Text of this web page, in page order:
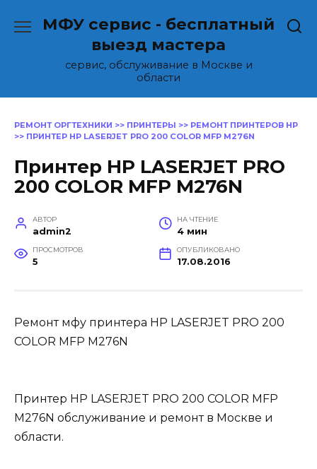
МФУ сервис - бесплатный
выезд мастера
сервис, обслуживание в Москве и
области
РЕМОНТ ОРГТЕХНИКИ >> ПРИНТЕРЫ >> РЕМОНТ ПРИНТЕРОВ HP
>> ПРИНТЕР HP LASERJET PRO 200 COLOR MFP M276N
Принтер HP LASERJET PRO
200 COLOR MFP M276N
АВТОР
admin2
НА ЧТЕНИЕ
4 мин
ПРОСМОТРОВ
5
ОПУБЛИКОВАНО
17.08.2016
Ремонт мфу принтера HP LASERJET PRO 200
COLOR MFP M276N
Принтер HP LASERJET PRO 200 COLOR MFP
M276N обслуживание и ремонт в Москве и
области.